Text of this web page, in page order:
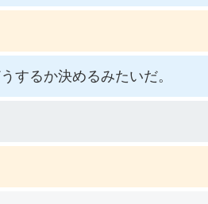
するか決めるみたいだ。